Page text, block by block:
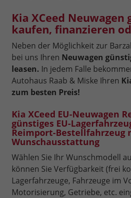
Kia XCeed Neuwagen
kaufen, finanzieren
Neben der Möglichkeit zur
bei uns Ihren Neuwagen
leasen. In jedem Falle
Autohaus Raab & Miske Ihren
zum besten Preis!
Kia XCeed EU-Neuwagen
günstiges EU-
Reimport-Bestellfahrzeug
Wunschausstattung
Wählen Sie Ihr Wunschmodell
können Sie Verfügbarkeit (frei
Lagerfahrzeuge, Fahrzeuge im
Motorisierung, Getriebe, etc.